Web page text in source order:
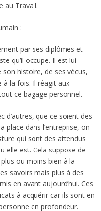
au Travail.
:
par ses diplômes et
qu’il occupe. Il est lui-
histoire, de ses vécus,
à la fois. Il réagit aux
ce bagage personnel.
d’autres, que ce soient des
place dans l’entreprise, on
qui sont des attendus
elle est. Cela suppose de
ou moins bien à la
savoirs mais plus à des
en avant aujourd’hui. Ces
à acquérir car ils sont en
en profondeur.